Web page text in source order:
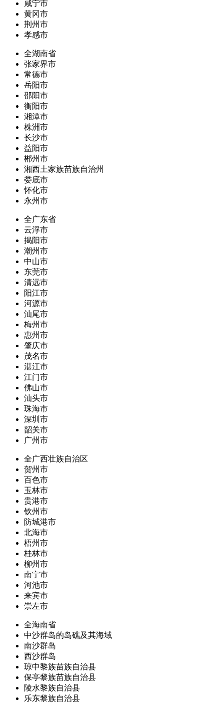
咸宁市
黄冈市
荆州市
孝感市
全湖南省
张家界市
常德市
岳阳市
邵阳市
衡阳市
湘潭市
株洲市
长沙市
益阳市
郴州市
湘西土家族苗族自治州
娄底市
怀化市
永州市
全广东省
云浮市
揭阳市
潮州市
中山市
东莞市
清远市
阳江市
河源市
汕尾市
梅州市
惠州市
肇庆市
茂名市
湛江市
江门市
佛山市
汕头市
珠海市
深圳市
韶关市
广州市
全广西壮族自治区
贺州市
百色市
玉林市
贵港市
钦州市
防城港市
北海市
梧州市
桂林市
柳州市
南宁市
河池市
来宾市
崇左市
全海南省
中沙群岛的岛礁及其海域
南沙群岛
西沙群岛
琼中黎族苗族自治县
保亭黎族苗族自治县
陵水黎族自治县
乐东黎族自治县